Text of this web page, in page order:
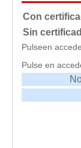
Con
Sin
Pulseen
Pulse en